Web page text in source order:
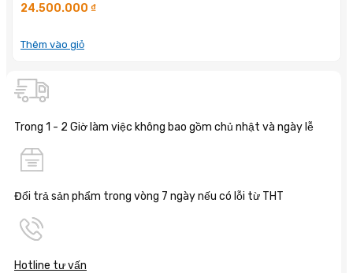
24.500.000 ₫
Thêm vào giỏ
Trong 1 - 2 Giờ làm việc không bao gồm chủ nhật và ngày lễ
Đổi trả sản phẩm trong vòng 7 ngày nếu có lỗi từ THT
Hotline tư vấn